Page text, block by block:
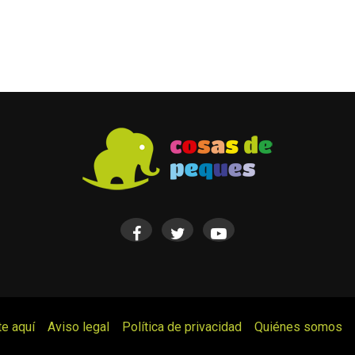
aquí Aviso legal Política de privacidad Quiénes somos